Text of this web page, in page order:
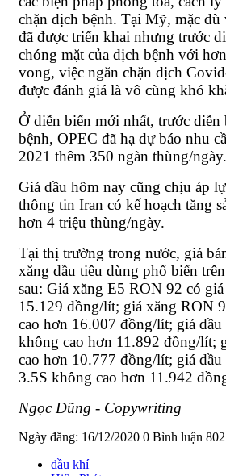
chặn dịch bệnh. Tại Mỹ, mặc
đã được triển khai nhưng trước
chóng mặt của dịch bệnh với
vong, việc ngăn chặn dịch
được đánh giá là vô cùng khó
Ở diễn biến mới nhất, trước diễn
bệnh, OPEC đã hạ dự báo nhu
2021 thêm 350 ngàn thùng/ngày.
Giá dầu hôm nay cũng chịu áp
thông tin Iran có kế hoạch tăng
hơn 4 triệu thùng/ngày.
Tại thị trường trong nước, giá
xăng dầu tiêu dùng phổ biến
sau: Giá xăng E5 RON 92 có
15.129 đồng/lít; giá xăng RON
cao hơn 16.007 đồng/lít; giá dầu
không cao hơn 11.892 đồng/lít;
cao hơn 10.777 đồng/lít; giá
3.5S không cao hơn 11.942
Ngọc Dũng - Copywriting
Ngày đăng: 16/12/2020 0 Bình luận
dầu khí